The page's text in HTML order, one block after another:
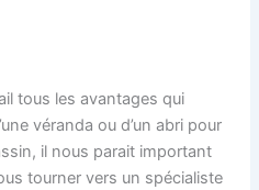
tous les avantages qui
véranda ou d’un abri pour
il nous parait important
tourner vers un spécialiste